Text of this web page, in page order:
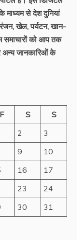
माध्यम से देश दुनियां
खेल, पर्यटन, खान-
समाचारों को आप तक
अन्य जानकारिओं के
F S
S
2
3
9
10
16
17
23
24
30 31